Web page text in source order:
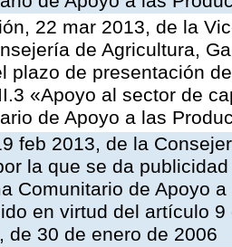
22 mar 2013, de la
de Agricultura,
plazo de presentación
«Apoyo al sector de
de Apoyo a las
feb 2013, de la
la que se da
Comunitario de Apoyo
en virtud del artículo
de 30 de enero de 2006